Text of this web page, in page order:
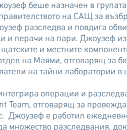
беше назначен в
на САЩ за
разследва и повдига
и перачи на пари. Джоузеф
и местните
на Маями, отговарящ за
на тайни лаборатории
операции и
отговарящ за
е работил
разследвания,